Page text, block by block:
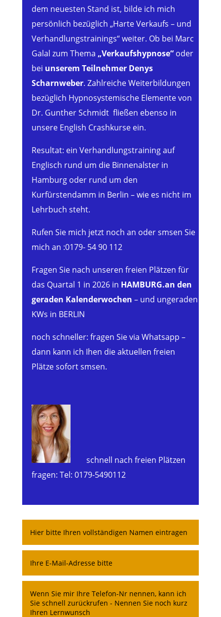
dem neuesten Stand ist, bilde ich mich
persönlich bezüglich „Harte Verkaufs – und
Verhandlungstrainings“ weiter. Ob bei Marc
Galal zum Thema „Verkaufshypnose“oder
bei unserem Teilnehmer Denys
Scharnweber. Zahlreiche Weiterbildungen
bezüglich Hypnosystemische Elemente von
Dr. Gunther Schmidt fließen ebenso in
unsere English Crashkurse ein.
Resultat: ein Verhandlungstraining auf
Englisch rund um die Binnenalster in
Hamburg oder rund um den
Kurfürstendamm in Berlin – wie es nicht im
Lehrbuch steht.
Rufen Sie mich jetzt noch an oder smsen Sie
mich an :0179- 54 90 112
Fragen Sie nach unseren freien Plätzen für
das Quartal 1 in 2026 in HAMBURG.an den
geraden Kalenderwochen – und ungeraden
KWs in BERLIN
noch schneller: fragen Sie via Whatsapp –
dann kann ich Ihen die aktuellen freien
Plätze sofort smsen.
schnell nach freien Plätzen
fragen: Tel: 0179-5490112